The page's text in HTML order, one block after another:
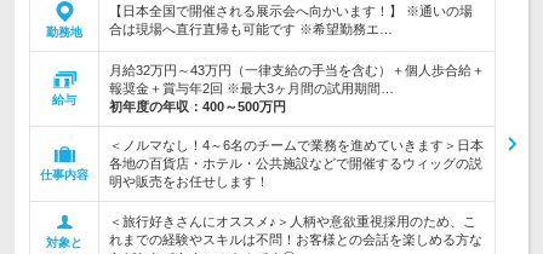
勤務地
【日本全国で開催される展示会へ向かいます！】 ※通いの場
合は現場へ直行直帰も可能です ※希望勤務エ…
給与
月給32万円～43万円（一律支給の手当を含む）＋個人歩合給＋
報奨金＋賞与年2回 ※最大3ヶ月間の試用期間…
初年度の年収： 400～500万円
仕事内容
＜ノルマなし！4～6名のチームで業務を進めていきます＞日本
各地の百貨店・ホテル・公共施設などで開催するウィッグの説
明や販売をお任せします！
対象と
＜旅行好きさんにオススメ♪＞人柄や意欲重視採用のため、こ
れまでの経験やスキルは不問！お客様との会話を楽しめる方な